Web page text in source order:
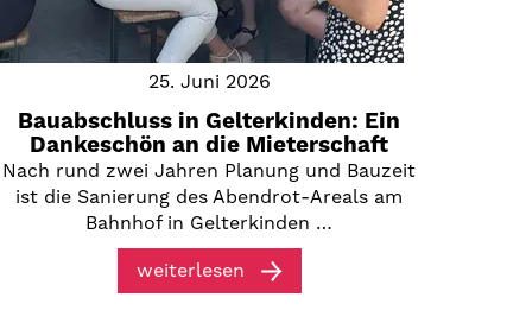
25. Juni 2026
Bauabschluss in Gelterkinden: Ein
Dankeschön an die Mieterschaft
Nach rund zwei Jahren Planung und Bauzeit
ist die Sanierung des Abendrot-Areals am
Bahnhof in Gelterkinden …
weiterlesen